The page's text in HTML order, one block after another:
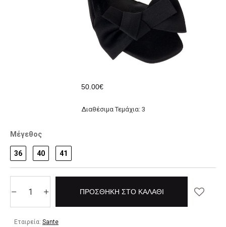
Εταιρεία: Sante
50.00€
Διαθέσιμα Τεμάχια: 3
Μέγεθος
36 40 41
ΠΡΟΣΘΉΚΗ ΣΤΟ ΚΑΛΆΘΙ